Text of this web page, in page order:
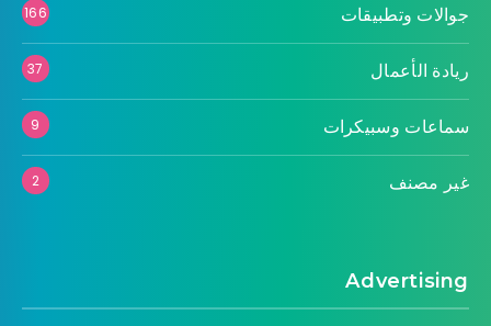
جوالات وتطبيقات 166
ريادة الأعمال 37
سماعات وسبيكرات 9
غير مصنف 2
Advertising